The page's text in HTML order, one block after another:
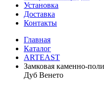
Установка
Доставка
Контакты
Главная
Каталог
ARTEAST
Замковая каменно-
Дуб Венето